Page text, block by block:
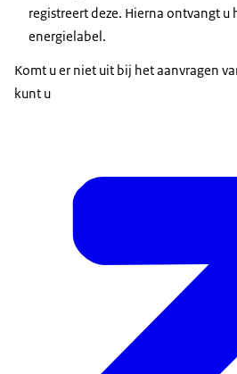
registreert deze. Hierna ontvangt u
energielabel.
Komt u er niet uit bij het aanvragen
kunt u